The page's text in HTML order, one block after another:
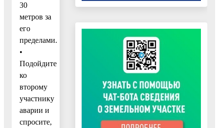
30
метров за
его
пределами.
•
Подойдите
ко
второму
участнику
аварии и
спросите,